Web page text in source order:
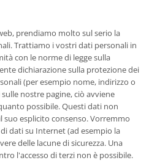
prendiamo molto sul serio la
Trattiamo i vostri dati personali in
con le norme di legge sulla
dichiarazione sulla protezione dei
(per esempio nome, indirizzo o
nostre pagine, ciò avviene
possibile. Questi dati non
suo esplicito consenso. Vorremmo
dati su Internet (ad esempio la
delle lacune di sicurezza. Una
l'accesso di terzi non è possibile.